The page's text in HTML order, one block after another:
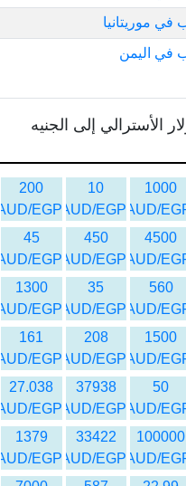
في موريتانيا
في اليمن
الأسترالي إلى الجنيه
1000
AUD/
10
AUD/EGP
200
AUD/EGP
4500
AUD/
450
AUD/EGP
45
AUD/EGP
560
AUD/
35
AUD/EGP
1300
AUD/EGP
1500
AUD/
208
AUD/EGP
161
AUD/EGP
50
AUD/
37938
AUD/EGP
27.038
AUD/EGP
100000
AUD/
33422
AUD/EGP
1379
AUD/EGP